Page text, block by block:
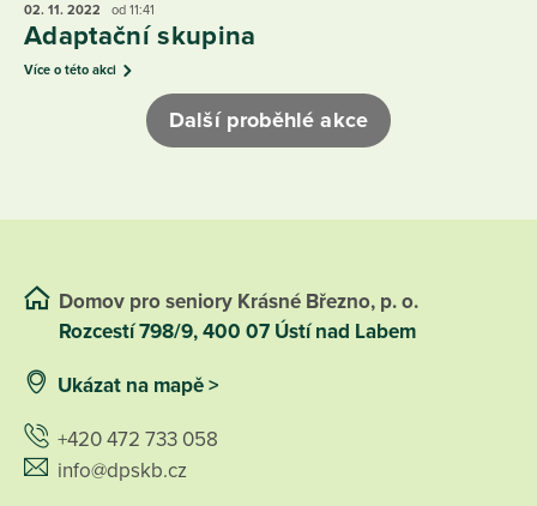
02. 11. 2022 od 11:41
Adaptační skupina
Více o této akci
Další proběhlé akce
Domov pro seniory Krásné Březno, p. o.
Rozcestí 798/9, 400 07 Ústí nad Labem
Ukázat na mapě >
+420 472 733 058
info@dpskb.cz